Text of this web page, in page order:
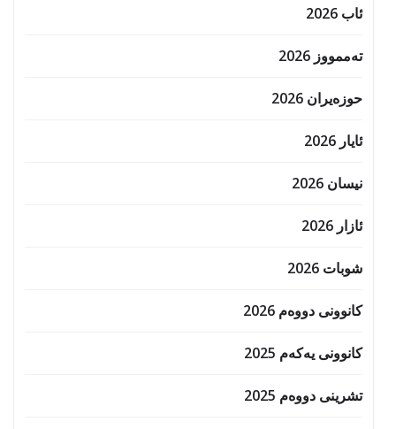
ئاب 2026
تەممووز 2026
حوزه‌یران 2026
ئایار 2026
نیسان 2026
ئازار 2026
شوبات 2026
کانوونی دووەم 2026
کانوونی یەکەم 2025
تشرینی دووەم 2025